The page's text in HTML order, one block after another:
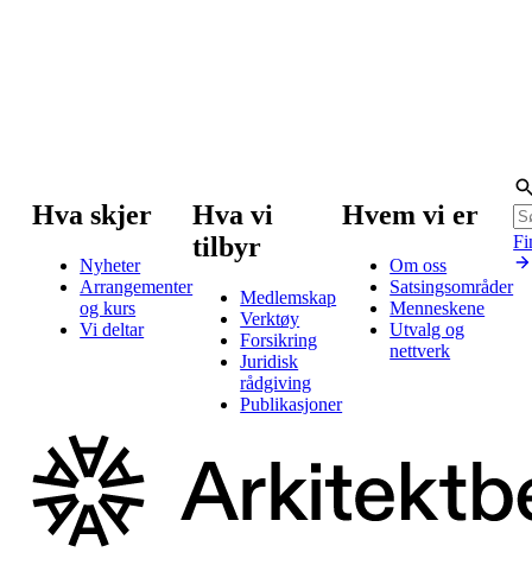
Hva skjer
Nyheter
Arrangementer
og kurs
Vi deltar
Hva vi
tilbyr
Medlemskap
Verktøy
Forsikring
Juridisk
rådgiving
Publikasjoner
Hvem vi er
Om oss
Satsingsområder
Menneskene
Utvalg og
nettverk